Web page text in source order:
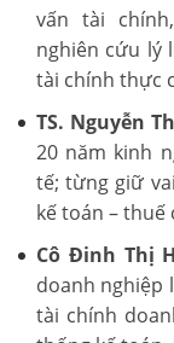
vấn tài
nghiên cứu lý
tài chính thực
TS. Nguyễn
20 năm kinh
tế; từng giữ
kế toán – thuế
Cô Đinh Thị
doanh nghiệp
tài chính